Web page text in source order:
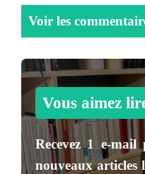
Voir les
Vous aimez
Recevez1 e-mail
nouveaux articles